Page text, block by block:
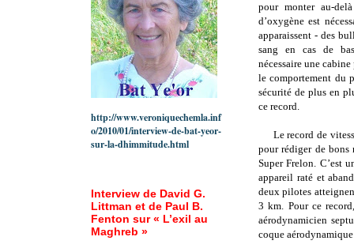
pour monter au-
d’oxygène est
apparaissent - des
sang en cas de
nécessaire une
le comportement du
sécurité de plus en
ce record.
Le record de
pour rédiger de
Super Frelon. C’est
appareil raté et
deux pilotes
3 km. Pour ce
aérodynamicien
coque
http://www.veroniquechemla.inf
o/2010/01/interview-de-bat-yeor-
sur-la-dhimmitude.html
Interview de David G.
Littman et de Paul B.
Fenton sur « L’exil au
Maghreb »